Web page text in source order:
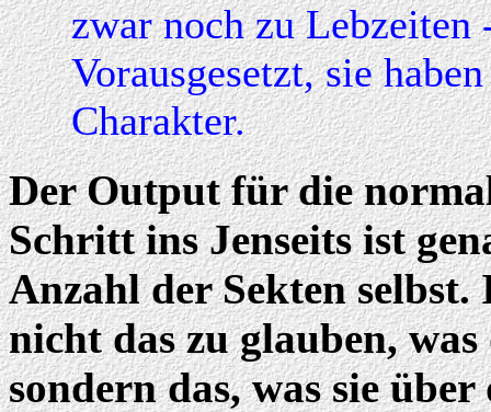
zwar noch zu
Vorausgesetzt, sie
Charakter.
Der Output für die
Schritt ins Jenseits ist
Anzahl der Sekten
nicht das zu glauben,
sondern das, was sie